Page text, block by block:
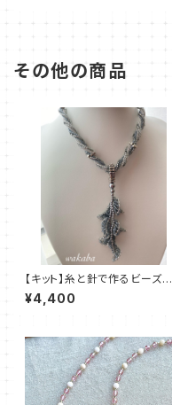
その他の商品
【キット】糸と針で作るビーズス
テッチキット ピセッロ（シルバ
ー） デザイン：清水理子
¥4,400